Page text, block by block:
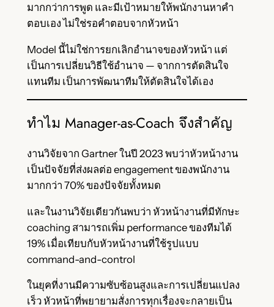
มากกว่าการพูด และมีเป้าหมายให้พนักงานหาคำ
ตอบเอง ไม่ใช่รอคำตอบจากหัวหน้า
Model นี้ไม่ใช่การยกเลิกอำนาจของหัวหน้า แต่
เป็นการเปลี่ยนวิธีใช้อำนาจ — จากการตัดสินใจ
แทนทีม เป็นการพัฒนาทีมให้ตัดสินใจได้เอง
ทำไม Manager-as-Coach จึงสำคัญ
งานวิจัยจาก Gartner ในปี 2023 พบว่าหัวหน้างาน
เป็นปัจจัยที่ส่งผลต่อ engagement ของพนักงาน
มากกว่า 70% ของปัจจัยทั้งหมด
และในงานวิจัยเดียวกันพบว่า หัวหน้างานที่มีทักษะ
coaching สามารถเพิ่ม performance ของทีมได้
19% เมื่อเทียบกับหัวหน้างานที่ใช้รูปแบบ
command-and-control
ในยุคที่งานมีความซับซ้อนสูงและการเปลี่ยนแปลง
เร็ว หัวหน้าที่พยายามสั่งการทุกเรื่องจะกลายเป็น